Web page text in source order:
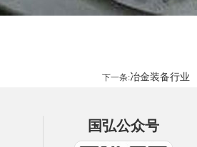
下一条:冶金装备行业
国弘公众号